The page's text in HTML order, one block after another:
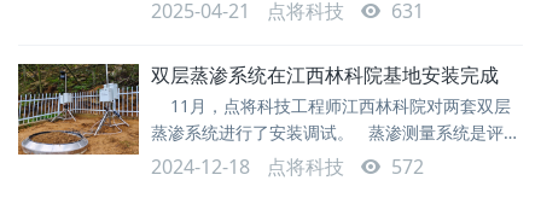
研究通过测量不同作物在不同生长阶段的蒸散发
准灌溉决策结合气象数据与土壤水分动态，指导智
能灌溉系统，减少水资源浪费。抗旱作物筛选评估
作物在干旱条件下的水分利用效率（WUE），筛
选耐旱品种。肥料与农药迁移监测灌溉或降雨后养
2025-04-21 点将科技 631
双层蒸渗系统在江西林科院基地安装完成
11月，点将科技工程师江西林科院对两套双层
蒸渗系统进行了安装调试。 蒸渗测量系统是评估
水在土壤中的利用，研究水分平衡、物质平衡、土
壤溶质运移的全新工具。适用于：水分特征曲线研
2024-12-18 点将科技 572